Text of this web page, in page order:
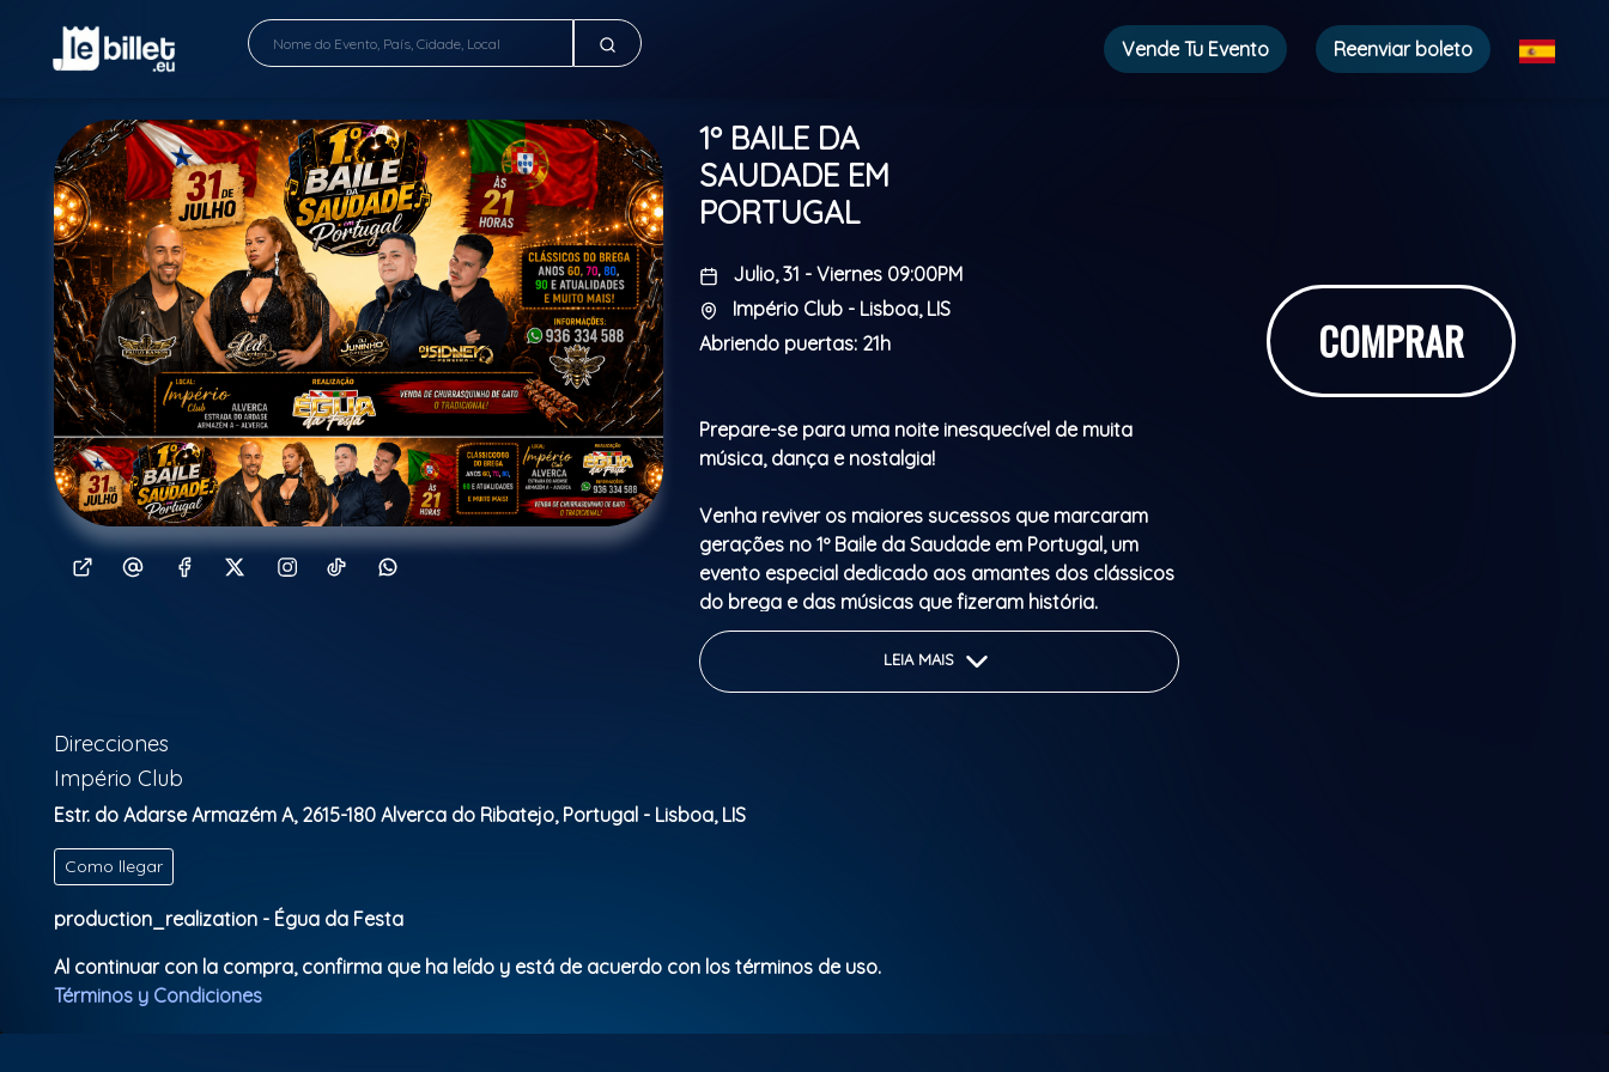
Vende Tu Evento Reenviar boleto
1º BAILE DA
SAUDADE EM
PORTUGAL
Julio, 31 - Viernes 09:00PM
Império Club - Lisboa, LIS
Abriendo puertas: 21h
Prepare-se para uma noite inesquecível de muita
música, dança e nostalgia!
Venha reviver os maiores sucessos que marcaram
gerações no 1º Baile da Saudade em Portugal, um
evento especial dedicado aos amantes dos clássicos
do brega e das músicas que fizeram história.
Atrações
DJ Sidney Ferreira
Flash Brega
Grandes sucessos da atualidade
LEIA MAIS
COMPRAR
Direcciones
Império Club
Estr. do Adarse Armazém A, 2615-180 Alverca do Ribatejo, Portugal - Lisboa, LIS
Como llegar
production_realization - Égua da Festa
Al continuar con la compra, confirma que ha leído y está de acuerdo con los términos de uso.
Términos y Condiciones